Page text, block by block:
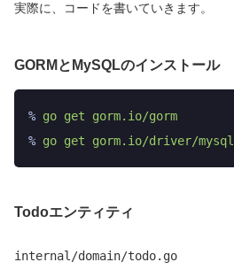
実際に、コードを書いていきます。
GORMとMySQLのインストール
% go get gorm.io/gorm
% go get gorm.io/driver/mysql
Todoエンティティ
internal/domain/todo.go